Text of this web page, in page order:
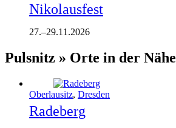
Nikolausfest
27.–29.11.2026
Pulsnitz » Orte in der Nähe
Oberlausitz, Dresden
Radeberg